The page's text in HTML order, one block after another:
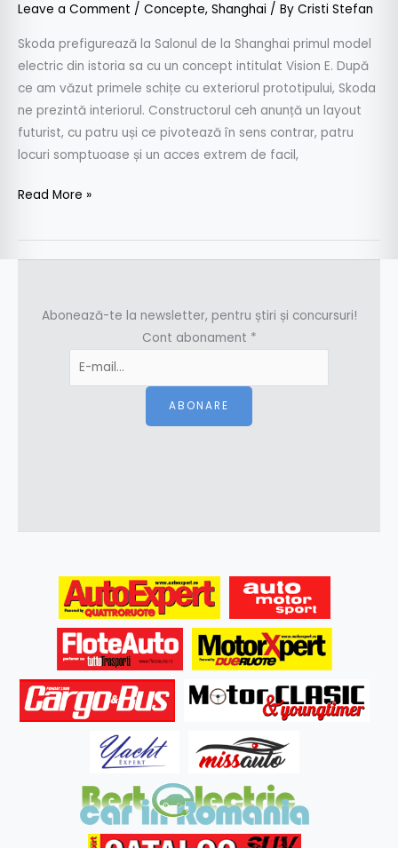
Leave a Comment / Concepte, Shanghai / By Cristi Stefan
Skoda prefigurează la Salonul de la Shanghai primul model
electric din istoria sa cu un concept intitulat Vision E. După
ce am văzut primele schițe cu exteriorul prototipului, Skoda
ne prezintă interiorul. Constructorul ceh anunță un layout
futurist, cu patru uși ce pivotează în sens contrar, patru
locuri somptuoase și un acces extrem de facil,
Read More »
Abonează-te la newsletter, pentru știri și concursuri!
Cont abonament *
ABONARE